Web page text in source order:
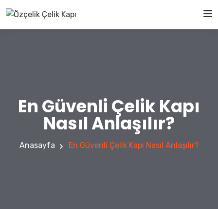
En Güvenli Çelik Kapı
Nasıl Anlaşılır?
Anasayfa En Güvenli Çelik Kapı Nasıl Anlaşılır?